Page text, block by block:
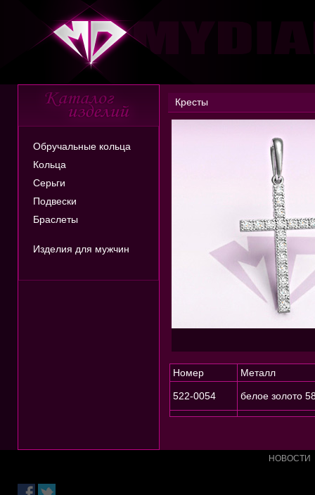
НОВОСТИ
Обручальные кольца
Кольца
Серьги
Подвески
Браслеты
Изделия для мужчин
Кресты
Номер Металл
522-0054 белое золото